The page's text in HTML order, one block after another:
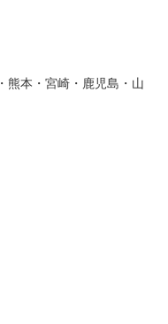
熊本・宮崎・鹿児島・山